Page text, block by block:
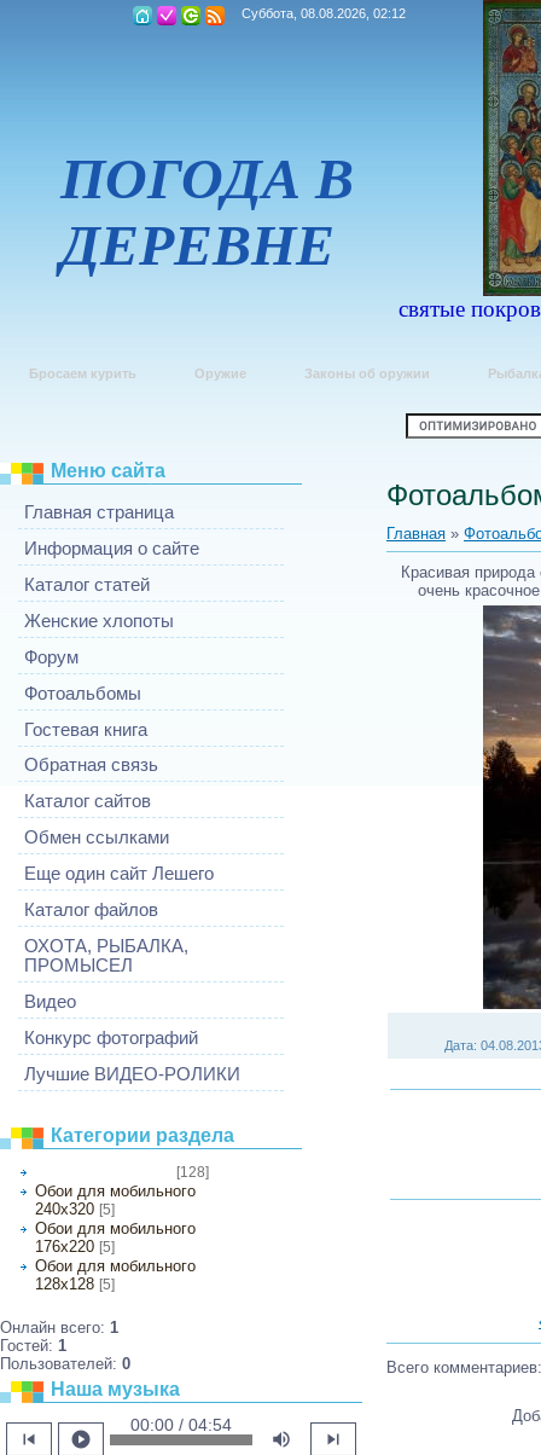
Суббота, 08.08.2026, 02:12
ПОГОДА В
ДЕРЕВНЕ
святые
Бросаем курить Оружие Законы об оружии
Меню сайта
Главная страница
Информация о сайте
Каталог статей
Женские хлопоты
Форум
Фотоальбомы
Гостевая книга
Обратная связь
Каталог сайтов
Обмен ссылками
Еще один сайт Лешего
Каталог файлов
ОХОТА, РЫБАЛКА,
ПРОМЫСЕЛ
Видео
Конкурс фотографий
Лучшие ВИДЕО-РОЛИКИ
Категории раздела
[128]
Обои для мобильного
240х320 [5]
Обои для мобильного
176х220 [5]
Обои для мобильного
128х128 [5]
Онлайн всего: 1
Гостей: 1
Пользователей: 0
Наша музыка
skip_previous play_circle
00:00 / 04:54
volume_up skip_next
Главная »
Красивая
очень
Дата:
Всего комментариев